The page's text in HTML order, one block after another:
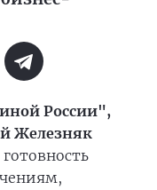
России",
Железняк